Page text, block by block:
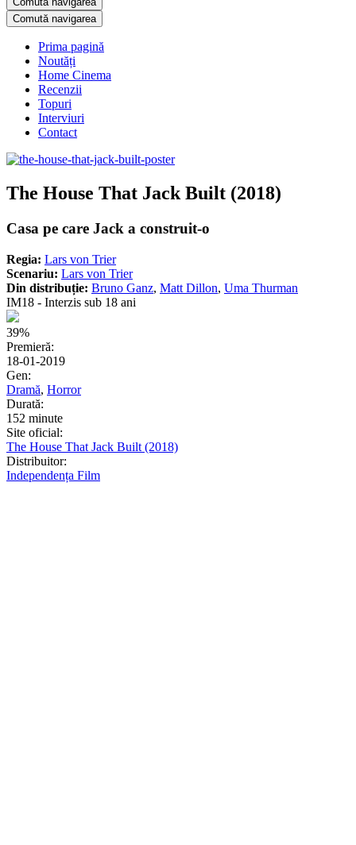
Comută navigarea
Prima pagină
Noutăți
Home Cinema
Recenzii
Topuri
Interviuri
Contact
The House That Jack Built (2018)
Casa pe care Jack a construit-o
Regia: Lars von Trier
Scenariu: Lars von Trier
Din distribuție: Bruno Ganz, Matt Dillon, Uma Thurman
IM18 - Interzis sub 18 ani
39%
Premieră:
18-01-2019
Gen:
Dramă, Horror
Durată:
152 minute
Site oficial:
The House That Jack Built (2018)
Distribuitor:
Independența Film